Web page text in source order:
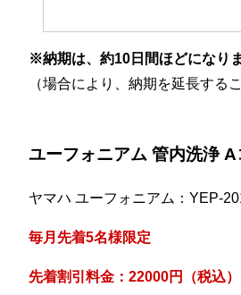
※納期は、約10日間ほどになりま
（場合により、納期を延長する
ユーフォニアム 管内洗浄 A
ヤマハ ユーフォニアム：YEP-
毎月先着5名様限定
先着割引料金：22000円（税込）